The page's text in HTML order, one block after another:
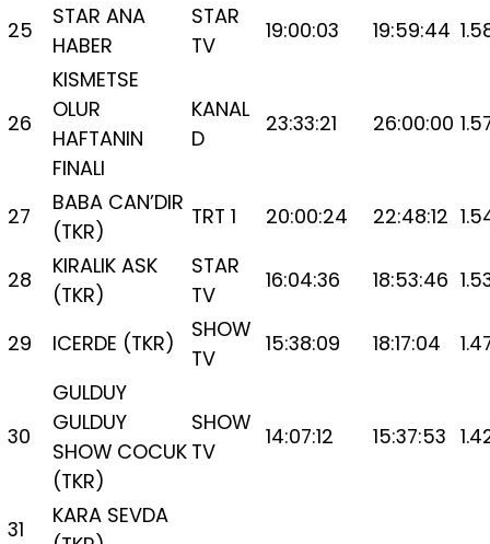
25
STAR ANA
HABER
STAR
TV
19:00:03 19:59:44
26
KISMETSE
OLUR
HAFTANIN
FINALI
KANAL
D
23:33:21 26:00:00
27
BABA CAN’DIR
(TKR)
TRT 1 20:00:24 22:48:12
28
KIRALIK ASK
(TKR)
STAR
TV
16:04:36 18:53:46
29 ICERDE (TKR)
SHOW
TV
15:38:09 18:17:04
30
GULDUY
GULDUY
SHOW COCUK
(TKR)
SHOW
TV
14:07:12 15:37:53
31
KARA SEVDA